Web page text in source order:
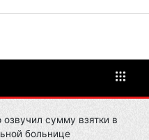
озвучил сумму взятки в
больнице